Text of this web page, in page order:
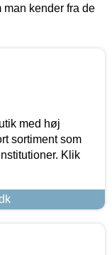
man kender fra de
med høj
sortiment som
Klik